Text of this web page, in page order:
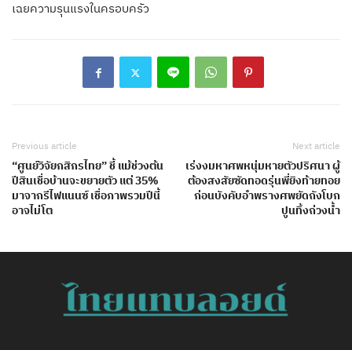
เฉยความรุนแรงในครอบครัว
Previous article
“ศูนย์วิจัยกสิกรไทย” ชี้ แม้ช่วงต้น
ปีสินเชื่อบ้านจะขยายตัว แต่ 35%
มาจากรีไฟแนนซ์ เชื่อภาพรวมปีนี้
อาจไม่โต
Next article
เร่งงมหาศพหนุ่มหายตัวปริศนา ผู้
ต้องสงสัยซัดทอดรุ่นพี่ยิงท้ายทอย
ก่อนบังคับอำพรางศพยัดถังโบก
ปูนทิ้งถ่วงน้ำ